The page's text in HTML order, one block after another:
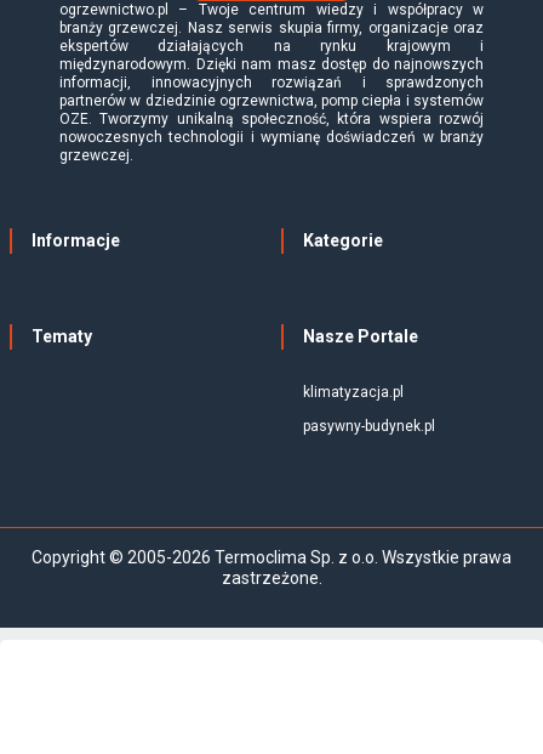
ogrzewnictwo.pl – Twoje centrum wiedzy i współpracy w
branży grzewczej. Nasz serwis skupia firmy, organizacje oraz
ekspertów działających na rynku krajowym i
międzynarodowym. Dzięki nam masz dostęp do najnowszych
informacji, innowacyjnych rozwiązań i sprawdzonych
partnerów w dziedzinie ogrzewnictwa, pomp ciepła i systemów
OZE. Tworzymy unikalną społeczność, która wspiera rozwój
nowoczesnych technologii i wymianę doświadczeń w branży
grzewczej.
Informacje Kategorie
Tematy Nasze Portale
klimatyzacja.pl
pasywny-budynek.pl
Copyright © 2005-2026 Termoclima Sp. z o.o. Wszystkie prawa
zastrzeżone.